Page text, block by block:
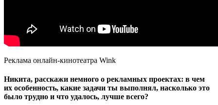
Реклама онлайн-кинотеатра Wink
Никита, расскажи немного о рекламных проектах: в чем
их особенность, какие задачи ты выполнял, насколько это
было трудно и что удалось, лучше всего?